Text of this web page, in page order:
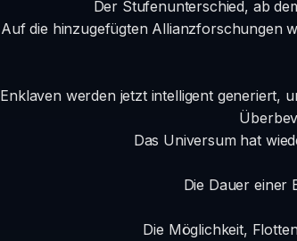
Der Stufenunterschied, ab
Auf die hinzugefügten Allianzforschungen
Enklaven werden jetzt intelligent generiert,
Das Universum hat
Die Dauer einer
Die Möglichkeit,